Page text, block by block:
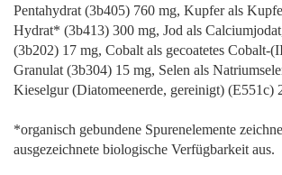
Pentahydrat (3b405) 760 mg, Kupfer als
Hydrat* (3b413) 300 mg, Jod als
(3b202) 17 mg, Cobalt als gecoatetes Cobalt-
Granulat (3b304) 15 mg, Selen als
Kieselgur (Diatomeenerde, gereinigt) (E551c)
*organisch gebundene Spurenelemente
ausgezeichnete biologische Verfügbarkeit aus.